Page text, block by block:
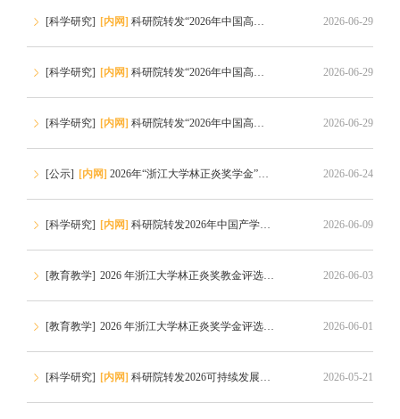
[科学研究] [内网] 科研院转发“2026年中国高校产学研创新基金-多医云在线医疗数字化专项（二期）申请指南”的通知 2026-06-29
[科学研究] [内网] 科研院转发“2026年中国高校产学研创新基金-云中大学项目（三期）申请指南”的通知 2026-06-29
[科学研究] [内网] 科研院转发“2026年中国高校产学研创新基金-未来教育专项申请指南”的通知 2026-06-29
[公示] [内网] 2026年“浙江大学林正炎奖学金”获奖名单公示 2026-06-24
[科学研究] [内网] 科研院转发2026年中国产学研合作促进会科技创新奖申报通知 2026-06-09
[教育教学] 2026 年浙江大学林正炎奖教金评选通知 2026-06-03
[教育教学] 2026 年浙江大学林正炎奖学金评选通知 2026-06-01
[科学研究] [内网] 科研院转发2026可持续发展青年科学家奖申报通知 2026-05-21